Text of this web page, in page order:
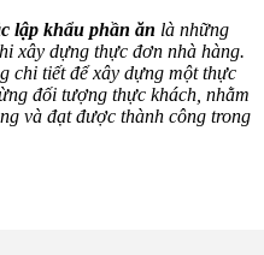
lập khẩu phần ăn là những
xây dựng thực đơn nhà hàng.
chi tiết để xây dựng một thực
đối tượng thực khách, nhằm
và đạt được thành công trong